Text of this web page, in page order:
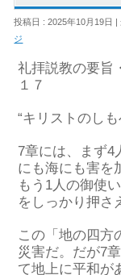
投稿日 : 2025年10月19日
ジ
礼拝説教の要旨
１７
“キリストのし
7章には、まず4
にも海にも害を
もう1人の御使
をしっかり押さ
この「地の四方
災害だ。 だが7
て地上に平和が